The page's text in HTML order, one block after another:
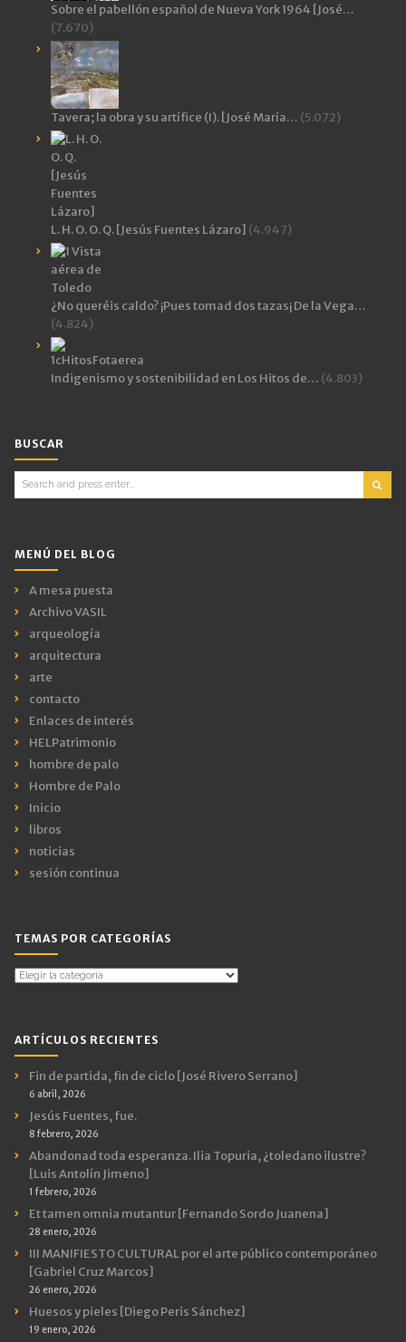
Sobre el pabellón español de Nueva York 1964 [José…
(7.670)
Tavera; la obra y su artífice (I). [José María… (5.072)
L. H. O. O. Q. [Jesús Fuentes Lázaro] (4.947)
¿No queréis caldo? ¡Pues tomad dos tazas¡ De la Vega…
(4.824)
Indigenismo y sostenibilidad en Los Hitos de… (4.803)
BUSCAR
Search
for:
MENÚ DEL BLOG
A mesa puesta
Archivo VASIL
arqueología
arquitectura
arte
contacto
Enlaces de interés
HELPatrimonio
hombre de palo
Hombre de Palo
Inicio
libros
noticias
sesión continua
TEMAS POR CATEGORÍAS
Temas
ARTÍCULOS RECIENTES
Fin de partida, fin de ciclo [José Rivero Serrano]
6 abril, 2026
Jesús Fuentes, fue.
8 febrero, 2026
Abandonad toda esperanza. Ilia Topuria, ¿toledano ilustre?
[Luis Antolín Jimeno]
1 febrero, 2026
Et tamen omnia mutantur [Fernando Sordo Juanena]
28 enero, 2026
III MANIFIESTO CULTURAL por el arte público contemporáneo
[Gabriel Cruz Marcos]
26 enero, 2026
Huesos y pieles [Diego Peris Sánchez]
19 enero, 2026